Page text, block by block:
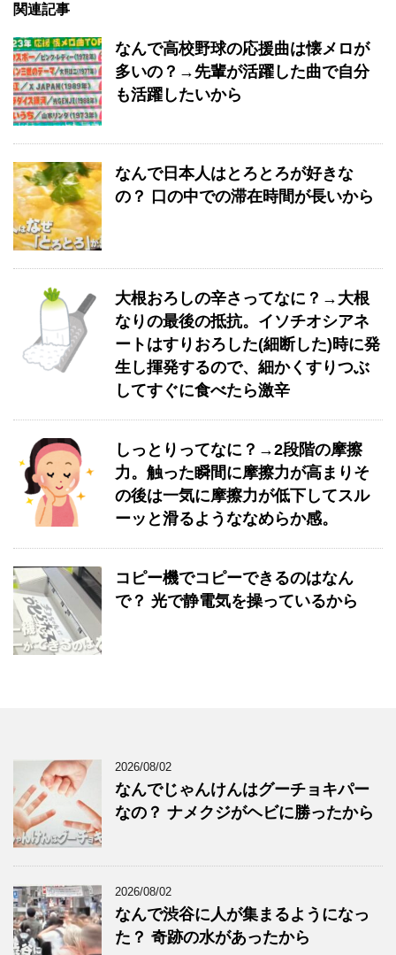
関連記事
なんで高校野球の応援曲は懐メロが
多いの？→先輩が活躍した曲で自分
も活躍したいから
なんで日本人はとろとろが好きな
の？ 口の中での滞在時間が長いから
大根おろしの辛さってなに？→大根
なりの最後の抵抗。イソチオシアネ
ートはすりおろした(細断した)時に発
生し揮発するので、細かくすりつぶ
してすぐに食べたら激辛
しっとりってなに？→2段階の摩擦
力。触った瞬間に摩擦力が高まりそ
の後は一気に摩擦力が低下してスル
ーッと滑るようななめらか感。
コピー機でコピーできるのはなん
で？ 光で静電気を操っているから
2026/08/02
なんでじゃんけんはグーチョキパー
なの？ ナメクジがヘビに勝ったから
2026/08/02
なんで渋谷に人が集まるようになっ
た？ 奇跡の水があったから